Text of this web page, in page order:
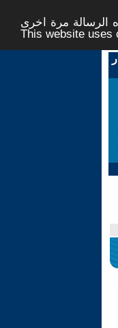
مرة اخرى -
This website uses